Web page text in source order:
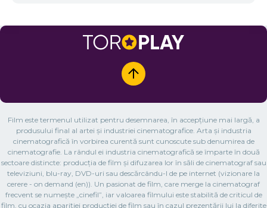
Film este termenul utilizat pentru desemnarea, în accepțiune mai largă, a
produsului final al artei și industriei cinematografice. Arta și industria
cinematografică în vorbirea curentă sunt cunoscute sub denumirea de
cinematografie. La rândul ei industria cinematografică se împarte în două
sectoare distincte: producția de film și difuzarea lor în săli de cinematograf sau
televiziuni, blu-ray, DVD-uri sau descărcându-l de pe internet (vizionare la
cerere - on demand (en)). Un pasionat de film, care merge la cinematograf
frecvent se numește „cinefil”, iar valoarea filmului este stabilită de criticul de
film, cu ocazia apariției producției de film sau în cazul prezentării lui la diferite